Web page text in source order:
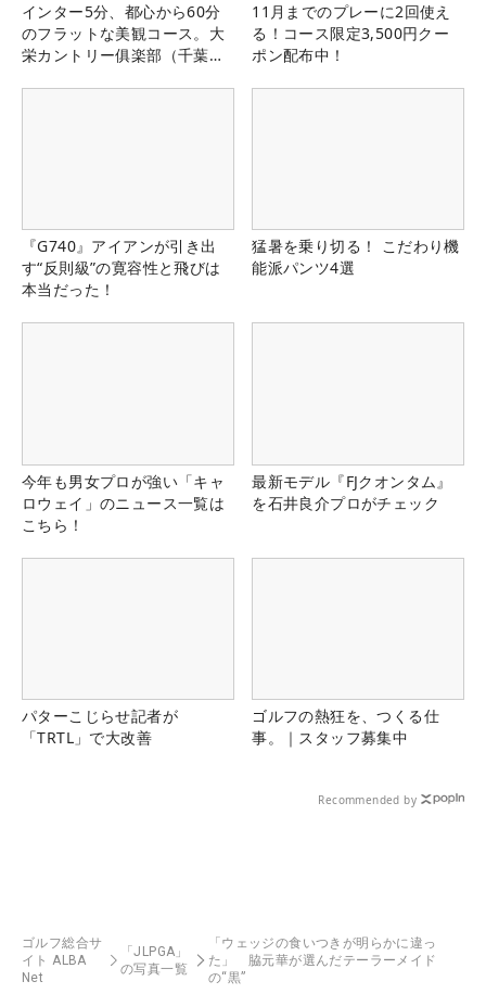
インター5分、都心から60分
のフラットな美観コース。大
栄カントリー俱楽部（千葉
11月までのプレーに2回使え
る！コース限定3,500円クー
ポン配布中！
『G740』アイアンが引き出
す“反則級”の寛容性と飛びは
本当だった！
猛暑を乗り切る！ こだわり機
能派パンツ4選
今年も男女プロが強い「キャ
ロウェイ」のニュース一覧は
こちら！
最新モデル『FJクオンタム』
を石井良介プロがチェック
パターこじらせ記者が
「TRTL」で大改善
ゴルフの熱狂を、つくる仕
事。｜スタッフ募集中
Recommended by
ゴルフ総合サ
イト ALBA
Net
「JLPGA」
の写真一覧
「ウェッジの食いつきが明らかに違っ
た」 脇元華が選んだテーラーメイド
の“黒”